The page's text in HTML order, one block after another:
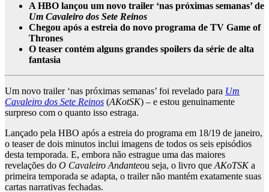
A HBO lançou um novo trailer ‘nas próximas semanas’ de
Um Cavaleiro dos Sete Reinos
Chegou após a estreia do novo programa de TV Game of
Thrones
O teaser contém alguns grandes spoilers da série de alta
fantasia
Um novo trailer ‘nas próximas semanas’ foi revelado para Um
Cavaleiro dos Sete Reinos (AKotSK) – e estou genuinamente
surpreso com o quanto isso estraga.
Lançado pela HBO após a estreia do programa em 18/19 de janeiro,
o teaser de dois minutos inclui imagens de todos os seis episódios
desta temporada. E, embora não estrague uma das maiores
revelações do O Cavaleiro Andanteou seja, o livro queAKoTSKa
primeira temporada se adapta, o trailer não mantém exatamente suas
cartas narrativas fechadas.